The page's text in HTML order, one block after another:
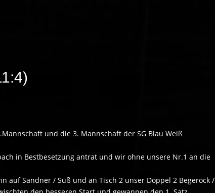
und die 3. Mannschaft der SG Blau Weiß
in Bestbesetzung antrat und wir ohne unsere Nr.1 an die
auf Sandner / Süß und an Tisch 2 unser Doppel 2 Begerock /